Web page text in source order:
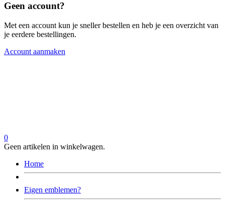
Geen account?
Met een account kun je sneller bestellen en heb je een overzicht van
je eerdere bestellingen.
Account aanmaken
0
Geen artikelen in winkelwagen.
Home
Eigen emblemen?